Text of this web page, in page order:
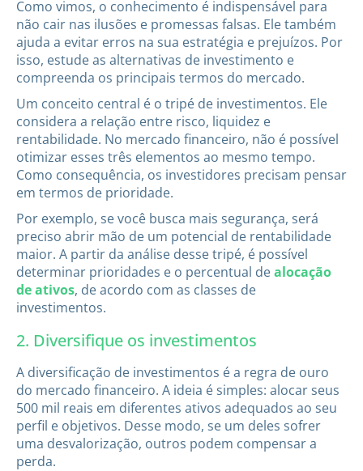
Como vimos, o conhecimento é indispensável para
não cair nas ilusões e promessas falsas. Ele também
ajuda a evitar erros na sua estratégia e prejuízos. Por
isso, estude as alternativas de investimento e
compreenda os principais termos do mercado.
Um conceito central é o tripé de investimentos. Ele
considera a relação entre risco, liquidez e
rentabilidade. No mercado financeiro, não é possível
otimizar esses três elementos ao mesmo tempo.
Como consequência, os investidores precisam pensar
em termos de prioridade.
Por exemplo, se você busca mais segurança, será
preciso abrir mão de um potencial de rentabilidade
maior. A partir da análise desse tripé, é possível
determinar prioridades e o percentual dealocação
de ativos, de acordo com as classes de
investimentos.
2. Diversifique os investimentos
A diversificação de investimentos é a regra de ouro
do mercado financeiro. A ideia é simples: alocar seus
500 mil reais em diferentes ativos adequados ao seu
perfil e objetivos. Desse modo, se um deles sofrer
uma desvalorização, outros podem compensar a
perda.